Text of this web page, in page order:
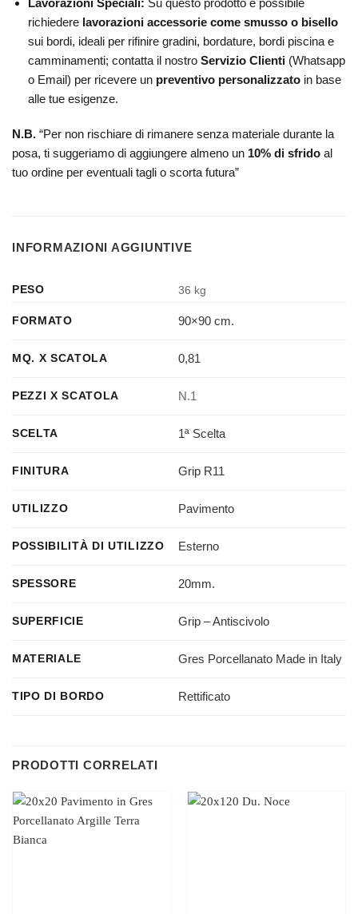
Lavorazioni Speciali: Su questo prodotto è possibile
richiedere lavorazioni accessorie come smusso o bisello
sui bordi, ideali per rifinire gradini, bordature, bordi piscina e
camminamenti; contatta il nostro Servizio Clienti (Whatsapp
o Email) per ricevere un preventivo personalizzatoin base
alle tue esigenze.
N.B. “Per non rischiare di rimanere senza materiale durante la
posa, ti suggeriamo di aggiungere almeno un 10% di sfrido al
tuo ordine per eventuali tagli o scorta futura”
INFORMAZIONI AGGIUNTIVE
PESO 36 kg
FORMATO 90×90 cm.
MQ. X SCATOLA 0,81
PEZZI X SCATOLA N.1
SCELTA 1ª Scelta
FINITURA Grip R11
UTILIZZO Pavimento
POSSIBILITÀ DI UTILIZZO Esterno
SPESSORE 20mm.
SUPERFICIE Grip – Antiscivolo
MATERIALE Gres Porcellanato Made in Italy
TIPO DI BORDO Rettificato
PRODOTTI CORRELATI